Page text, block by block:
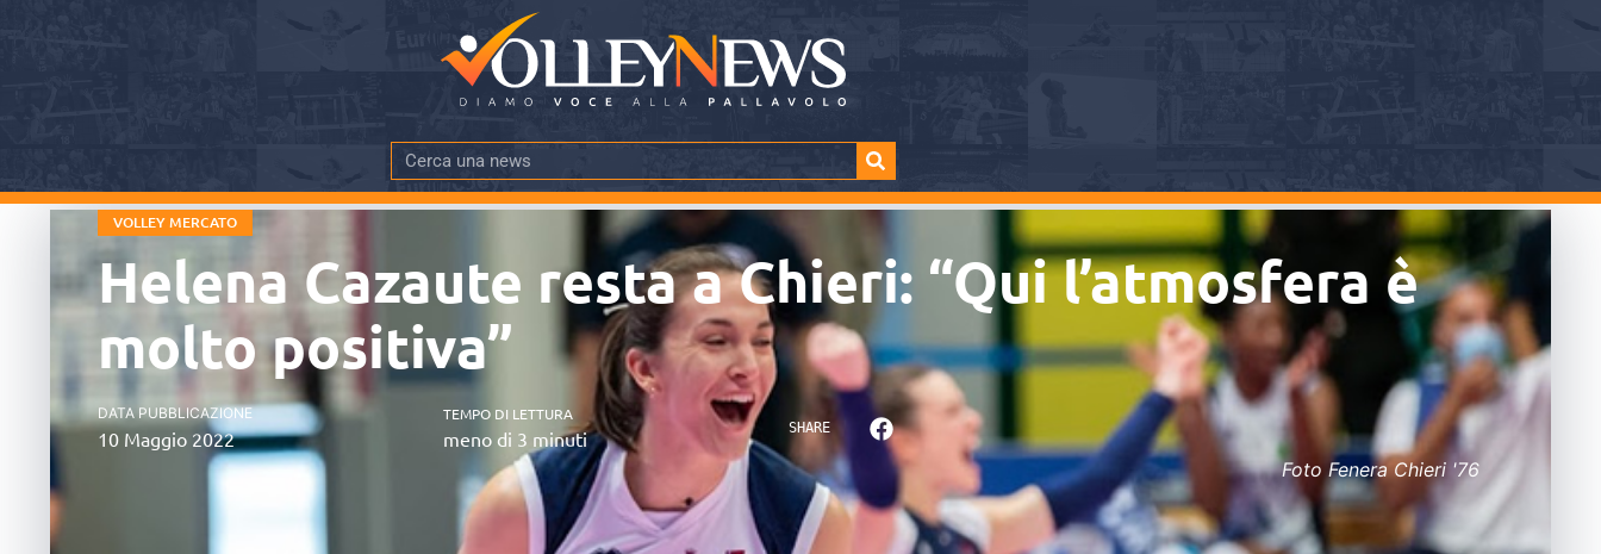
VOLLEY MERCATO
Helena Cazaute resta a Chieri: “Qui l’atmosfera è
molto positiva”
DATA PUBBLICAZIONE
10 Maggio 2022
TEMPO DI LETTURA
meno di 3 minuti SHARE
Foto Fenera Chieri '76